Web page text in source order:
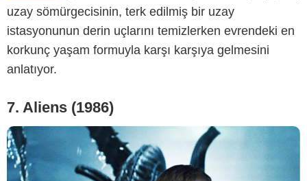
uzay sömürgecisinin, terk edilmiş bir uzay
istasyonunun derin uçlarını temizlerken evrendeki en
korkunç yaşam formuyla karşı karşıya gelmesini
anlatıyor.
7. Aliens (1986)